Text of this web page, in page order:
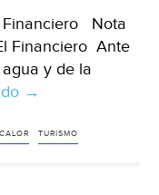
Financiero Nota
Financiero Ante
y de la
México
Buscan
→
TURISMO